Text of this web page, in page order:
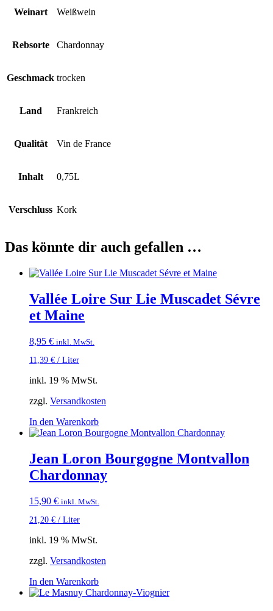
Weinart Weißwein
Rebsorte Chardonnay
Geschmack trocken
Land Frankreich
Qualität Vin de France
Inhalt 0,75L
Verschluss Kork
Das könnte dir auch gefallen …
Vallée Loire Sur Lie Muscadet Sévre
et Maine
8,95 € inkl. MwSt.
11,39 € / Liter
inkl. 19 % MwSt.
zzgl. Versandkosten
In den Warenkorb
Jean Loron Bourgogne Montvallon
Chardonnay
15,90 € inkl. MwSt.
21,20 € / Liter
inkl. 19 % MwSt.
zzgl. Versandkosten
In den Warenkorb